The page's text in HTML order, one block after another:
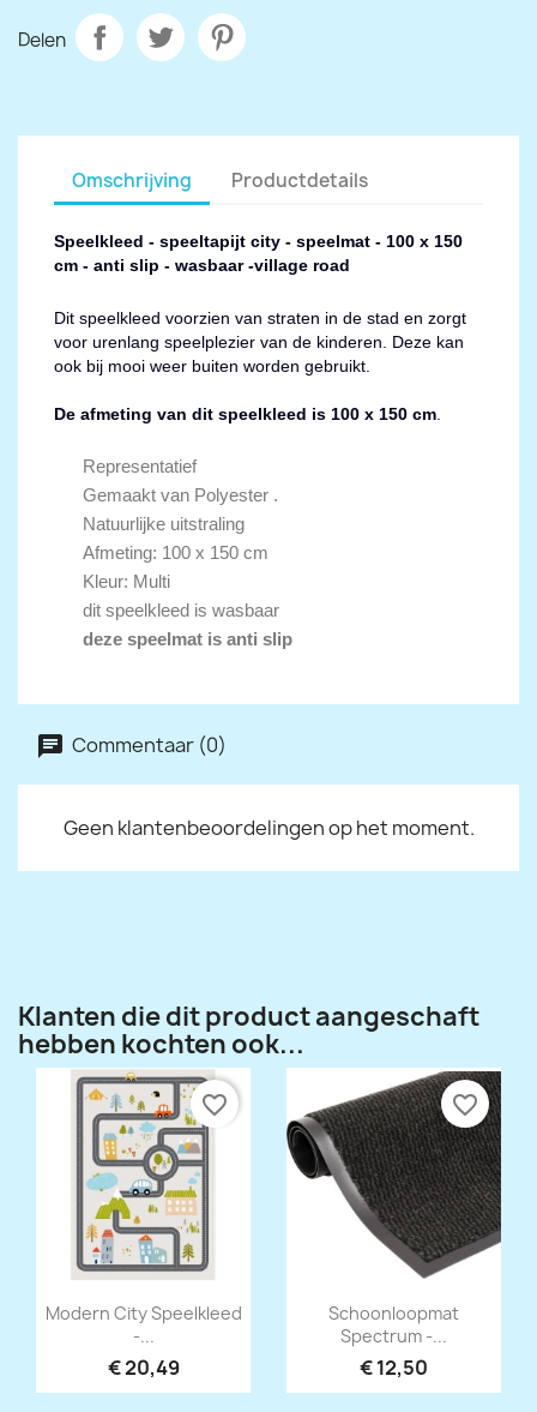
Delen
Omschrijving Productdetails
Speelkleed - speeltapijt city - speelmat - 100 x 150
cm - anti slip - wasbaar -village road
Dit speelkleed voorzien van straten in de stad en zorgt
voor urenlang speelplezier van de kinderen. Deze kan
ook bij mooi weer buiten worden gebruikt.
De afmeting van dit speelkleed is 100 x 150 cm
Representatief
Gemaakt van Polyester .
Natuurlijke uitstraling
Afmeting: 100 x 150 cm
Kleur: Multi
dit speelkleed is wasbaar
deze speelmat is anti slip
Commentaar (0)
Geen klantenbeoordelingen op het moment.
Klanten die dit product aangeschaft
hebben kochten ook...
Snel bekijken
Modern City Speelkleed
-...
€ 20,49
favorite_border
Snel bekijken
Schoonloopmat
Spectrum -...
€ 12,50
favorite_border